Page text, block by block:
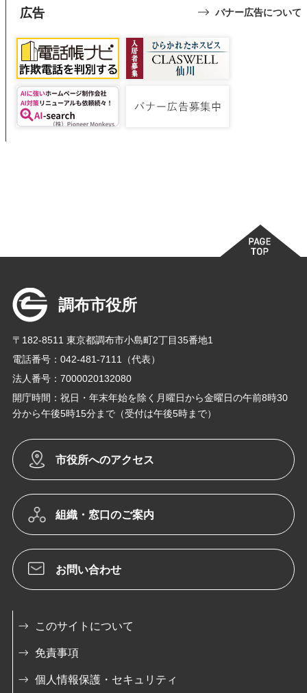
広告 バナー広告について
調布市役所
〒182-8511 東京都調布市小島町2丁目35番地1
電話番号：042-481-7111（代表）
法人番号：7000020132080
開庁時間：祝日・年末年始を除く月曜日から金曜日の午前8時30
分から午後5時15分まで（受付は午後5時まで）
市役所へのアクセス
組織・窓口のご案内
お問い合わせ
このサイトについて
免責事項
個人情報保護・セキュリティ